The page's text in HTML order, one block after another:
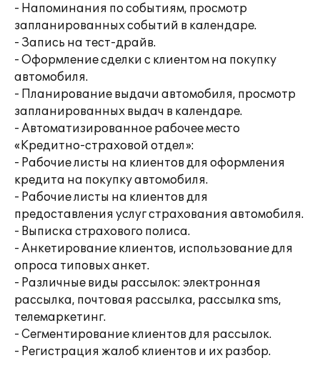
- Напоминания по событиям, просмотр
запланированных событий в календаре.
- Запись на тест-драйв.
- Оформление сделки с клиентом на покупку
автомобиля.
- Планирование выдачи автомобиля, просмотр
запланированных выдач в календаре.
- Автоматизированное рабочее место
«Кредитно-страховой отдел»:
- Рабочие листы на клиентов для оформления
кредита на покупку автомобиля.
- Рабочие листы на клиентов для
предоставления услуг страхования автомобиля.
- Выписка страхового полиса.
- Анкетирование клиентов, использование для
опроса типовых анкет.
- Различные виды рассылок: электронная
рассылка, почтовая рассылка, рассылка sms,
телемаркетинг.
- Сегментирование клиентов для рассылок.
- Регистрация жалоб клиентов и их разбор.